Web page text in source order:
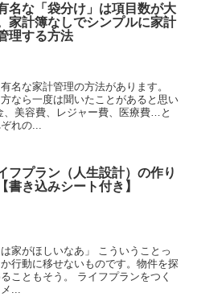
名な「袋分け」は項目数が大
家計簿なしでシンプルに家計
理する方法
名な家計管理の方法があります。
なら一度は聞いたことがあると思い
、美容費、レジャー費、医療費…と
れの...
フプラン（人生設計）の作り
書き込みシート付き】
家がほしいなあ」 こういうことっ
行動に移せないものです。物件を探
こともそう。 ライフプランをつく
...